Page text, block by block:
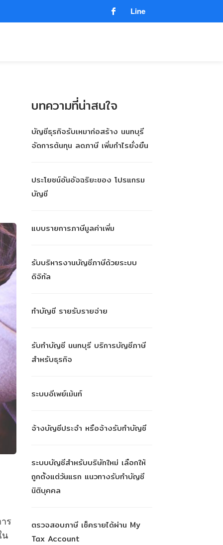
Line
ร
น
บทความที่น่าสนใจ
บัญชีธุรกิจรับเหมาก่อสร้าง นนทบุรี
จัดการต้นทุน ลดภาษี เพิ่มกำไรยั่งยืน
ประโยชน์อันอัจฉริยะของ โปรแกรม
บัญชี
แบบรายการภาษีมูลค่าเพิ่ม
รับบริหารงานบัญชีภาษีด้วยระบบ
ดิจิทัล
ทำบัญชี รายรับรายจ่าย
รับทำบัญชี นนทบุรี บริการบัญชีภาษี
สำหรับธุรกิจ
ระบบอีเพย์เม้นท์
จ้างบัญชีประจำ หรือจ้างรับทำบัญชี
ระบบบัญชีสำหรับบริษัทใหม่ เลือกให้
ถูกตั้งแต่วันแรก แนวทางรับทำบัญชี
นิติบุคคล
ตรวจสอบภาษี เช็ครายได้ผ่าน My
Tax Account